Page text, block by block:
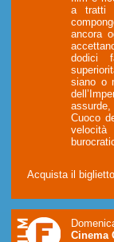
a tratti
ancora
dodici
siano o
Cuoco
Acquista il biglietto
Cinema